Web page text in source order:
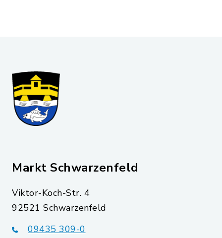
Markt Schwarzenfeld
Viktor-Koch-Str. 4
92521 Schwarzenfeld
09435 309-0